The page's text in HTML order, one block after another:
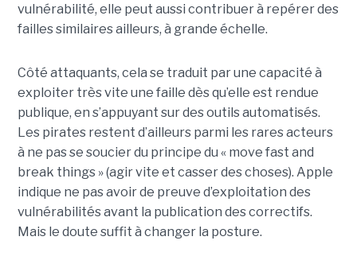
vulnérabilité, elle peut aussi contribuer à repérer des
failles similaires ailleurs, à grande échelle.
Côté attaquants, cela se traduit par une capacité à
exploiter très vite une faille dès qu’elle est rendue
publique, en s’appuyant sur des outils automatisés.
Les pirates restent d’ailleurs parmi les rares acteurs
à ne pas se soucier du principe du « move fast and
break things » (agir vite et casser des choses). Apple
indique ne pas avoir de preuve d’exploitation des
vulnérabilités avant la publication des correctifs.
Mais le doute suffit à changer la posture.